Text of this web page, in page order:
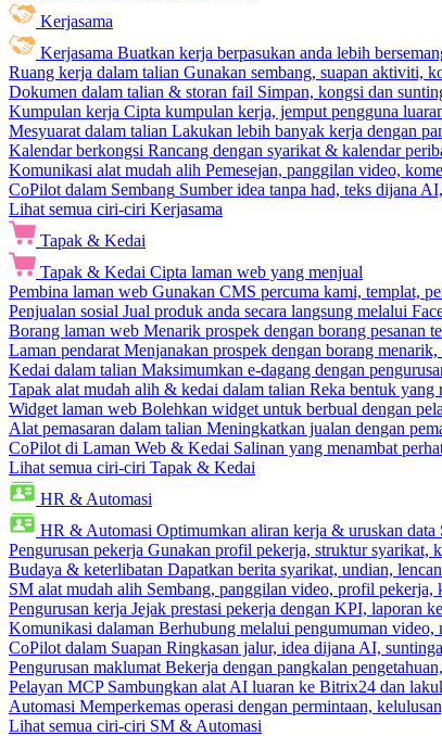
Kerjasama
Kerjasama Buatkan kerja berpasukan anda lebih
Ruang kerja dalam talian Gunakan sembang, suapan aktiviti,
Dokumen dalam talian & storan fail Simpan, kongsi dan
Kumpulan kerja Cipta kumpulan kerja, jemput pengguna
Mesyuarat dalam talian Lakukan lebih banyak kerja dengan
Kalendar berkongsi Rancang dengan syarikat & kalendar
Komunikasi alat mudah alih Pemesejan, panggilan video,
CoPilot dalam Sembang Sumber idea tanpa had, teks dijana
Lihat semua ciri-ciri Kerjasama
Tapak & Kedai
Tapak & Kedai Cipta laman web yang menjual
Pembina laman web Gunakan CMS percuma kami, templat,
Penjualan sosial Jual produk anda secara langsung melalui
Borang laman web Menarik prospek dengan borang pesanan
Laman pendarat Menjanakan prospek dengan borang
Kedai dalam talian Maksimumkan e-dagang dengan
Tapak alat mudah alih & kedai dalam talian Reka bentuk yang
Widget laman web Bolehkan widget untuk berbual dengan
Alat pemasaran dalam talian Meningkatkan jualan dengan
CoPilot di Laman Web & Kedai Salinan yang menambat
Lihat semua ciri-ciri Tapak & Kedai
HR & Automasi
HR & Automasi Optimumkan aliran kerja & uruskan data
Pengurusan pekerja Gunakan profil pekerja, struktur syarikat,
Budaya & keterlibatan Dapatkan berita syarikat, undian,
SM alat mudah alih Sembang, panggilan video, profil pekerja,
Pengurusan kerja Jejak prestasi pekerja dengan KPI, laporan
Komunikasi dalaman Berhubung melalui pengumuman video,
CoPilot dalam Suapan Ringkasan jalur, idea dijana AI,
Pengurusan maklumat Bekerja dengan pangkalan
Pelayan MCP Sambungkan alat AI luaran ke Bitrix24 dan
Automasi Memperkemas operasi dengan permintaan,
Lihat semua ciri-ciri SM & Automasi